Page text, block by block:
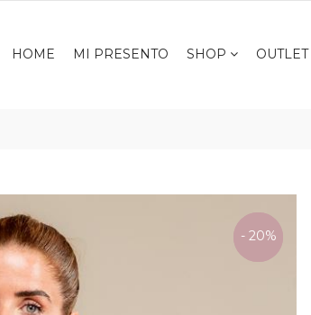
HOME MI PRESENTO SHOP OUTLET
ULTIME
TAGLIE
- 20%